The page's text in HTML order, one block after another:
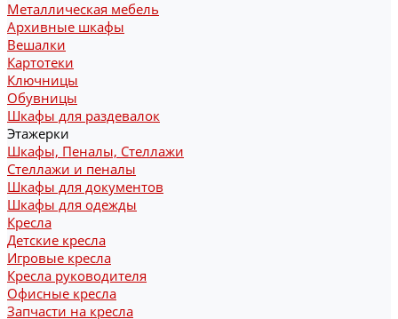
Металлическая мебель
Архивные шкафы
Вешалки
Картотеки
Ключницы
Обувницы
Шкафы для раздевалок
Этажерки
Шкафы, Пеналы, Стеллажи
Стеллажи и пеналы
Шкафы для документов
Шкафы для одежды
Кресла
Детские кресла
Игровые кресла
Кресла руководителя
Офисные кресла
Запчасти на кресла